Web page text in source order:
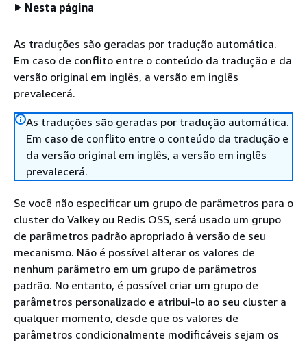
Nesta página
As traduções são geradas por tradução automática.
Em caso de conflito entre o conteúdo da tradução e da
versão original em inglês, a versão em inglês
prevalecerá.
As traduções são geradas por tradução automática.
Em caso de conflito entre o conteúdo da tradução e
da versão original em inglês, a versão em inglês
prevalecerá.
Se você não especificar um grupo de parâmetros para o
cluster do Valkey ou Redis OSS, será usado um grupo
de parâmetros padrão apropriado à versão de seu
mecanismo. Não é possível alterar os valores de
nenhum parâmetro em um grupo de parâmetros
padrão. No entanto, é possível criar um grupo de
parâmetros personalizado e atribui-lo ao seu cluster a
qualquer momento, desde que os valores de
parâmetros condicionalmente modificáveis sejam os